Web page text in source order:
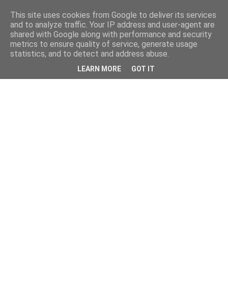
This site uses cookies from Google to deliver its services
and to analyze traffic. Your IP address and user-agent are
shared with Google along with performance and security
metrics to ensure quality of service, generate usage
statistics, and to detect and address abuse.
LEARN MORE GOT IT